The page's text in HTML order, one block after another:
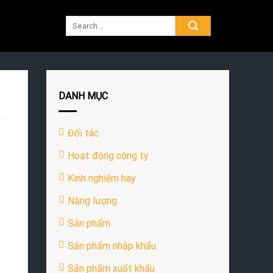
DANH MỤC
Đối tác
Hoạt động công ty
Kinh nghiệm hay
Năng lượng
Sản phẩm
Sản phẩm nhập khẩu
Sản phẩm xuất khẩu